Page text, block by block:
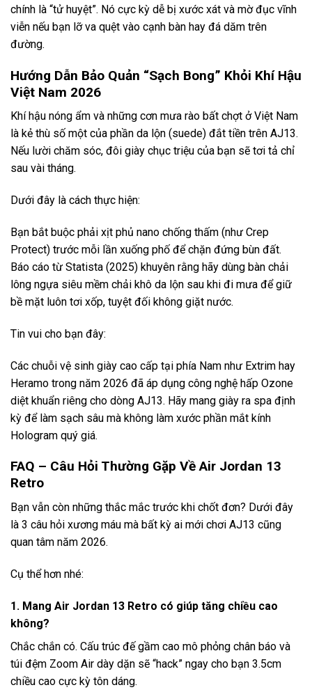
chính là “tử huyệt”. Nó cực kỳ dễ bị xước xát và mờ đục vĩnh
viễn nếu bạn lỡ va quệt vào cạnh bàn hay đá dăm trên
đường.
Hướng Dẫn Bảo Quản “Sạch Bong” Khỏi Khí Hậu
Việt Nam 2026
Khí hậu nóng ẩm và những cơn mưa rào bất chợt ở Việt Nam
là kẻ thù số một của phần da lộn (suede) đắt tiền trên AJ13.
Nếu lười chăm sóc, đôi giày chục triệu của bạn sẽ tơi tả chỉ
sau vài tháng.
Dưới đây là cách thực hiện:
Bạn bắt buộc phải xịt phủ nano chống thấm (như Crep
Protect) trước mỗi lần xuống phố để chặn đứng bùn đất.
Báo cáo từ Statista (2025) khuyên rằng hãy dùng bàn chải
lông ngựa siêu mềm chải khô da lộn sau khi đi mưa để giữ
bề mặt luôn tơi xốp, tuyệt đối không giặt nước.
Tin vui cho bạn đây:
Các chuỗi vệ sinh giày cao cấp tại phía Nam như Extrim hay
Heramo trong năm 2026 đã áp dụng công nghệ hấp Ozone
diệt khuẩn riêng cho dòng AJ13. Hãy mang giày ra spa định
kỳ để làm sạch sâu mà không làm xước phần mắt kính
Hologram quý giá.
FAQ – Câu Hỏi Thường Gặp Về Air Jordan 13
Retro
Bạn vẫn còn những thắc mắc trước khi chốt đơn? Dưới đây
là 3 câu hỏi xương máu mà bất kỳ ai mới chơi AJ13 cũng
quan tâm năm 2026.
Cụ thể hơn nhé:
1. Mang Air Jordan 13 Retro có giúp tăng chiều cao
không?
Chắc chắn có. Cấu trúc đế gầm cao mô phỏng chân báo và
túi đệm Zoom Air dày dặn sẽ “hack” ngay cho bạn 3.5cm
chiều cao cực kỳ tôn dáng.